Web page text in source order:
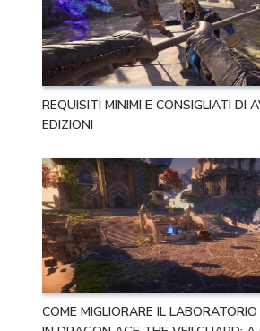
REQUISITI MINIMI E CONSIGLIATI DI
EDIZIONI
COME MIGLIORARE IL